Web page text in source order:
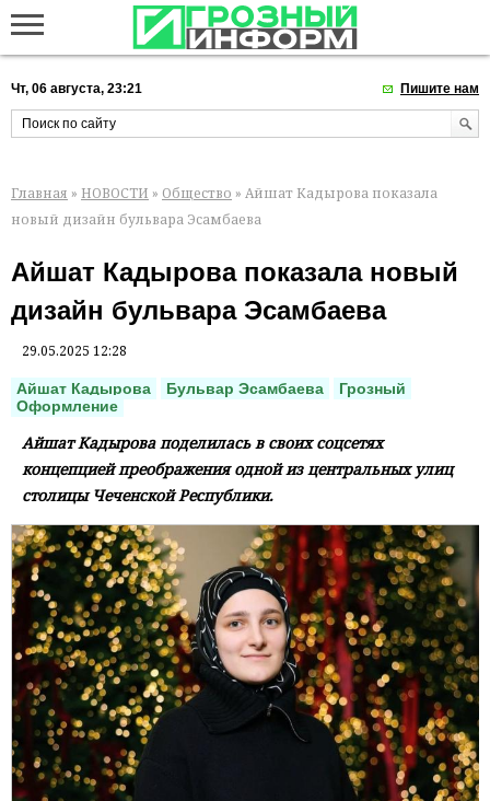
Чт, 06 августа, 23:21 Пишите нам
Главная » НОВОСТИ » Общество » Айшат Кадырова показала
новый дизайн бульвара Эсамбаева
Айшат Кадырова показала новый
дизайн бульвара Эсамбаева
29.05.2025 12:28
Айшат Кадырова Бульвар Эсамбаева
Грозный
Оформление
Айшат Кадырова поделилась в своих соцсетях
концепцией преображения одной из центральных улиц
столицы Чеченской Республики.